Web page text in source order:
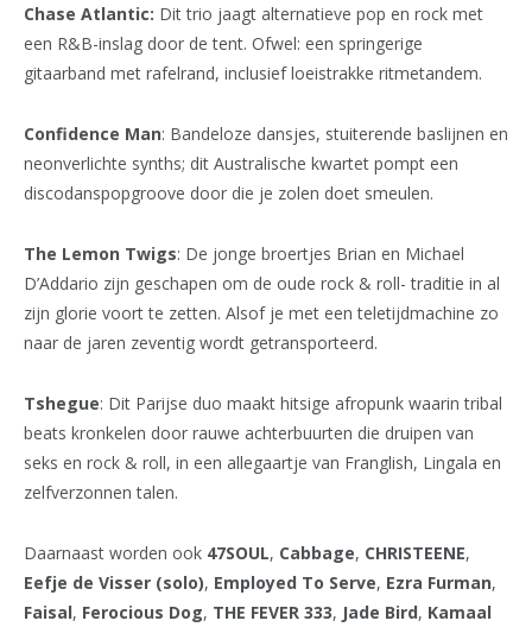
Chase Atlantic: Dit trio jaagt alternatieve pop en rock met
een R&B-inslag door de tent. Ofwel: een springerige
gitaarband met rafelrand, inclusief loeistrakke ritmetandem.
Confidence Man: Bandeloze dansjes, stuiterende baslijnen en
neonverlichte synths; dit Australische kwartet pompt een
discodanspopgroove door die je zolen doet smeulen.
The Lemon Twigs: De jonge broertjes Brian en Michael
D’Addario zijn geschapen om de oude rock & roll- traditie in al
zijn glorie voort te zetten. Alsof je met een teletijdmachine zo
naar de jaren zeventig wordt getransporteerd.
Tshegue: Dit Parijse duo maakt hitsige afropunk waarin tribal
beats kronkelen door rauwe achterbuurten die druipen van
seks en rock & roll, in een allegaartje van Franglish, Lingala en
zelfverzonnen talen.
Daarnaast worden ook 47SOUL, Cabbage, CHRISTEENE,
Eefje de Visser (solo), Employed To Serve, Ezra Furman,
Faisal, Ferocious Dog, THE FEVER 333, Jade Bird, Kamaal